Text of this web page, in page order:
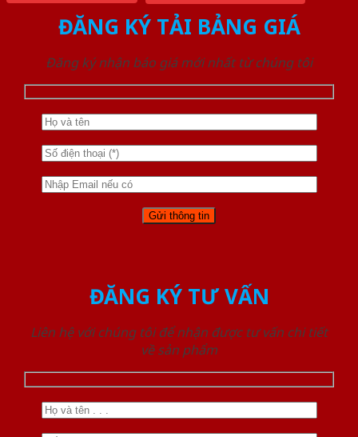
ĐĂNG KÝ TẢI BẢNG GIÁ
Đăng ký nhận báo giá mới nhất từ chúng tôi
ĐĂNG KÝ TƯ VẤN
Liên hệ với chúng tôi để nhận được tư vấn chi tiết
về sản phẩm